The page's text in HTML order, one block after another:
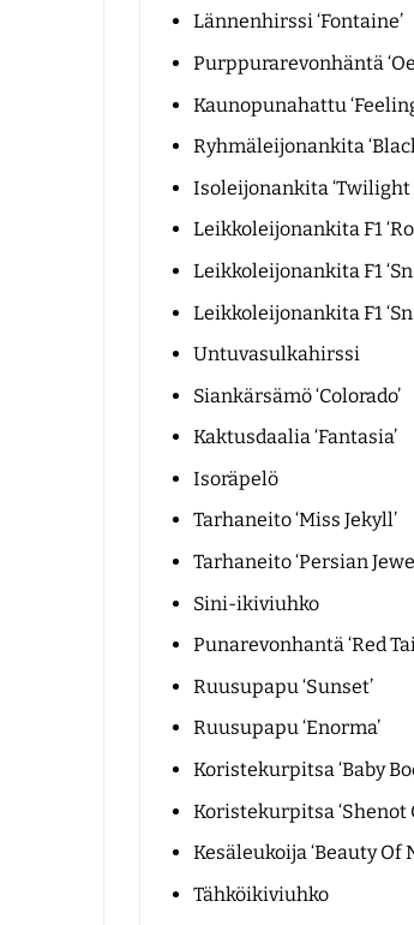
Lännenhirssi ‘Fontaine’
Purppurarevonhäntä
Kaunopunahattu
Ryhmäleijonankita
Isoleijonankita ‘Twilight
Leikkoleijonankita F1
Leikkoleijonankita F1
Leikkoleijonankita F1
Untuvasulkahirssi
Siankärsämö ‘Colorado’
Kaktusdaalia ‘Fantasia’
Isoräpelö
Tarhaneito ‘Miss Jekyll’
Tarhaneito ‘Persian
Sini-ikiviuhko
Punarevonhantä ‘Red
Ruusupapu ‘Sunset’
Ruusupapu ‘Enorma’
Koristekurpitsa ‘Baby
Koristekurpitsa
Kesäleukoija ‘Beauty Of
Tähköikiviuhko